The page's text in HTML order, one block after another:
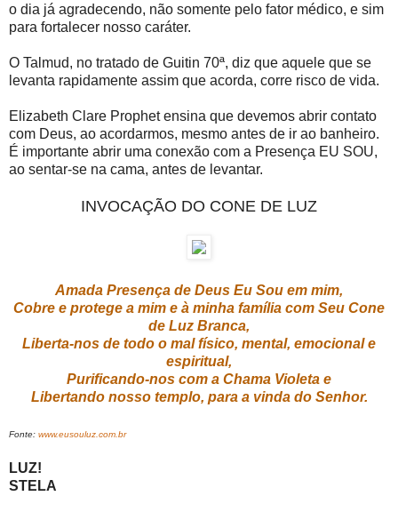
o dia já agradecendo, não somente pelo fator médico, e sim
para fortalecer nosso caráter.
O Talmud, no tratado de Guitin 70ª, diz que aquele que se
levanta rapidamente assim que acorda, corre risco de vida.
Elizabeth Clare Prophet ensina que devemos abrir contato
com Deus, ao acordarmos, mesmo antes de ir ao banheiro.
É importante abrir uma conexão com a Presença EU SOU,
ao sentar-se na cama, antes de levantar.
INVOCAÇÃO DO CONE DE LUZ
Amada Presença de Deus Eu Sou em mim,
Cobre e protege a mim e à minha família com Seu Cone
de Luz Branca,
Liberta-nos de todo o mal físico, mental, emocional e
espiritual,
Purificando-nos com a Chama Violeta e
Libertando nosso templo, para a vinda do Senhor.
Fonte: www.eusouluz.com.br
LUZ!
STELA